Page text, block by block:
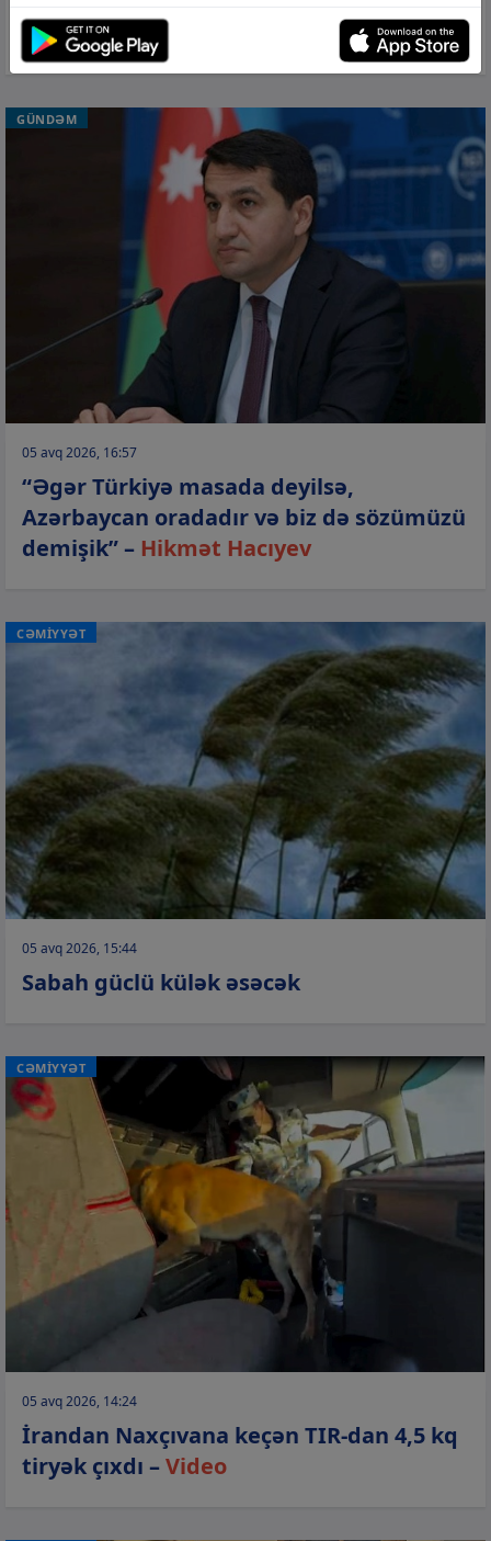
tranzit keçməklə buğda göndəriləcək
GÜNDƏM
05 avq 2026, 16:57
“Əgər Türkiyə masada deyilsə,
Azərbaycan oradadır və biz də sözümüzü
demişik” – Hikmət Hacıyev
CƏMİYYƏT
05 avq 2026, 15:44
Sabah güclü külək əsəcək
CƏMİYYƏT
05 avq 2026, 14:24
İrandan Naxçıvana keçən TIR-dan 4,5 kq
tiryək çıxdı –Video